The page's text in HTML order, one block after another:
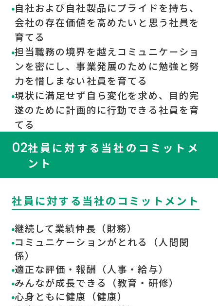
自社および自社製品にプライドを持ち、
会社の存在価値を高めたいと思う社員を
育てる
担当職務の境界を越えコミュニケーショ
ンを密にし、事業発展のために勉強と努
力を惜しまない社員を育てる
現状に満足せず自ら変化を求め、目的完
遂のために計画的に行動できる社員を育
てる
02社員に対する当社のコミットメ
ント
社員に対する当社のコミットメント
継続して業績伸長（財務）
コミュニケーションがとれる（人間関
係）
適正な評価・報酬（人事・給与）
みんなが成長できる（教育・研修）
心身ともに健康（健康）